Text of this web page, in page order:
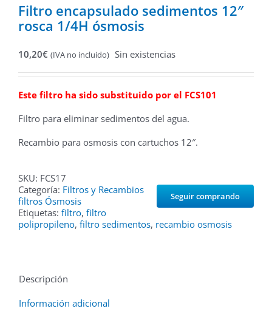
Filtro encapsulado sedimentos 12″
rosca 1/4H ósmosis
10,20€ (IVA no incluido) Sin existencias
Este filtro ha sido substituido por el FCS101
Filtro para eliminar sedimentos del agua.
Recambio para osmosis con cartuchos 12″.
Seguir comprando
SKU: FCS17
Categoría: Filtros y Recambios
filtros Ósmosis
Etiquetas: filtro, filtro
polipropileno, filtro sedimentos, recambio osmosis
Descripción
Información adicional